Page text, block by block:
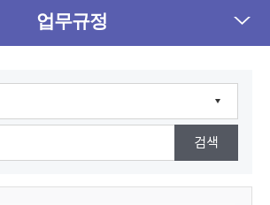
업무규정